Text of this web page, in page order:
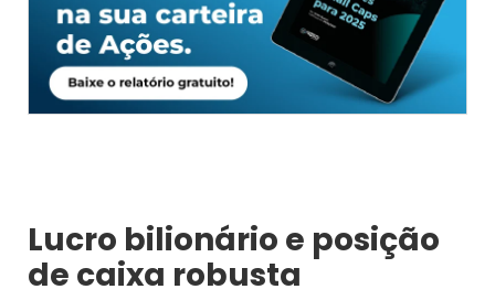
Lucro bilionário e posição
de caixa robusta